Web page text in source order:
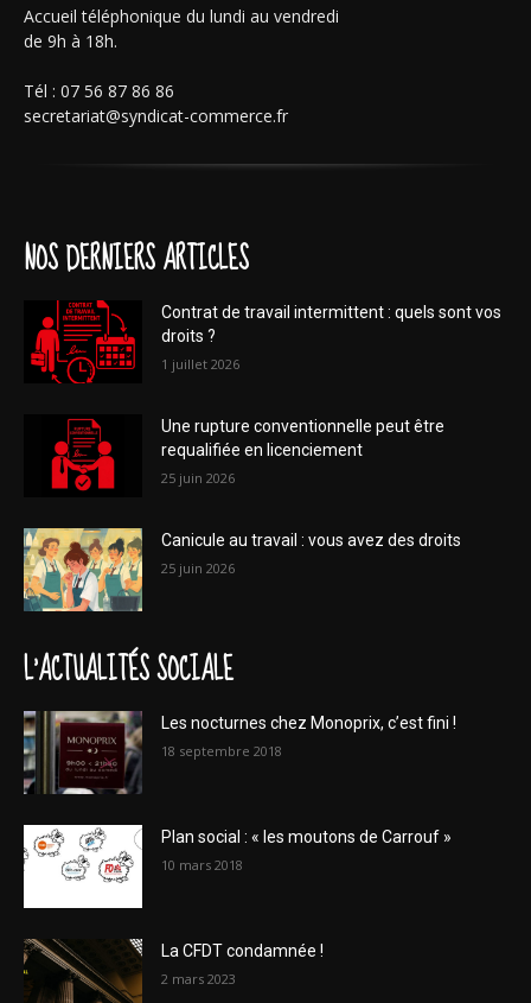
Accueil téléphonique du lundi au vendredi
de 9h à 18h.
Tél : 07 56 87 86 86
secretariat@syndicat-commerce.fr
NOS DERNIERS ARTICLES
Contrat de travail intermittent : quels sont vos
droits ?
1 juillet 2026
Une rupture conventionnelle peut être
requalifiée en licenciement
25 juin 2026
Canicule au travail : vous avez des droits
25 juin 2026
L'ACTUALITÉS SOCIALE
Les nocturnes chez Monoprix, c’est fini !
18 septembre 2018
Plan social : « les moutons de Carrouf »
10 mars 2018
La CFDT condamnée !
2 mars 2023